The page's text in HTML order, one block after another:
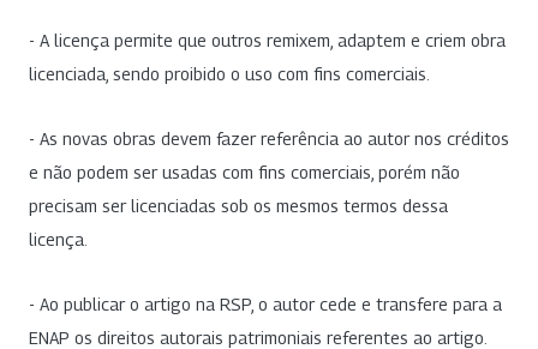
- A licença permite que outros remixem, adaptem e criem obra
licenciada, sendo proibido o uso com fins comerciais.
- As novas obras devem fazer referência ao autor nos créditos
e não podem ser usadas com fins comerciais, porém não
precisam ser licenciadas sob os mesmos termos dessa
licença.
- Ao publicar o artigo na RSP, o autor cede e transfere para a
ENAP os direitos autorais patrimoniais referentes ao artigo.